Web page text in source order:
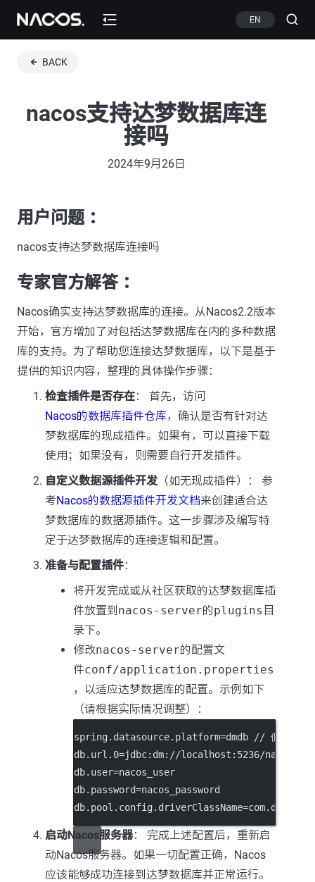
EN
BACK
nacos支持达梦数据库连
接吗
2024年9月26日
用户问题 ：
nacos支持达梦数据库连接吗
专家官方解答 ：
Nacos确实支持达梦数据库的连接。从Nacos2.2版本
开始，官方增加了对包括达梦数据库在内的多种数据
库的支持。为了帮助您连接达梦数据库，以下是基于
提供的知识内容，整理的具体操作步骤：
检查插件是否存在： 首先，访问
Nacos的数据库插件仓库，确认是否有针对达
梦数据库的现成插件。如果有，可以直接下载
使用；如果没有，则需要自行开发插件。
自定义数据源插件开发（如无现成插件）： 参
考Nacos的数据源插件开发文档来创建适合达
梦数据库的数据源插件。这一步骤涉及编写特
定于达梦数据库的连接逻辑和配置。
准备与配置插件：
将开发完成或从社区获取的达梦数据库插
件放置到 nacos-server的plugins 目
录下。
修改nacos-server的配置文
件conf/application.properties
，以适应达梦数据库的配置。示例如下
（请根据实际情况调整）：
spring.datasource.platform=dmdb // 假设dmdb
db.url.0=jdbc:dm://localhost:5236/nacos_db #
db.user=nacos_user
db.password=nacos_password
启动Nacos服务器： 完成上述配置后，重新启
动Nacos服务器。如果一切配置正确，Nacos
应该能够成功连接到达梦数据库并正常运行。